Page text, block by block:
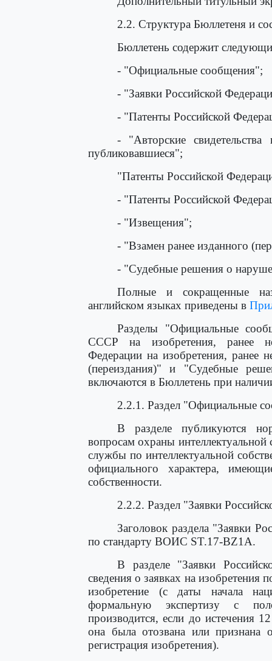
2.2. Структура Бюллетеня и
Бюллетень содержит
- "Официальные сообщения";
- "Заявки Российской
- "Патенты Российской
- "Авторские
публиковавшиеся";
"Патенты Российской
- "Патенты Российской
- "Извещения";
- "Взамен ранее изданного
- "Судебные решения о
Полные и сокращенные
английском языках приведены в
Разделы "Официальные
СССР на изобретения, ранее
Федерации на изобретения, ранее
(переиздания)" и "Судебные
включаются в Бюллетень при
2.2.1. Раздел "Официальные
В разделе публикуются
вопросам охраны
службы по интеллектуальной
официального характера,
собственности.
2.2.2. Раздел "Заявки
Заголовок раздела "Заявки
по стандарту ВОИС ST.17-BZ1A.
В разделе "Заявки
сведения о заявках на изобретения
изобретение (с даты начала
формальную экспертизу с
производится, если до истечения
она была отозвана или признана
регистрация изобретения).